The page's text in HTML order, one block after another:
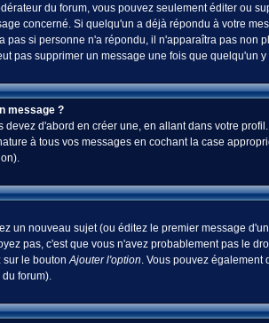
du forum, vous pouvez seulement éditer ou
concerné. Si quelqu'un a déjà répondu à votre
pas si personne n'a répondu, il n'apparaîtra pas
pas supprimer un message une fois que quelqu'un y
message ?
devez d'abord en créer une, en allant dans votre
à tous vos messages en cochant la case
un nouveau sujet (ou éditez le premier message
pas, c'est que vous n'avez probablement pas le
sur le boutonAjouter l'option. Vous pouvez également
forum).